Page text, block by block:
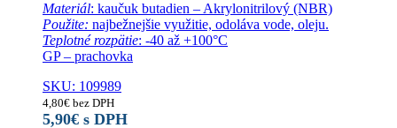
Materiál: kaučuk butadien – Akrylonitrilový (NBR)
Použite: najbežnejšie využitie, odoláva vode, oleju.
Teplotné rozpätie: -40 až +100°C
GP – prachovka
SKU: 109989
4,80€ bez DPH
5,90€ s DPH